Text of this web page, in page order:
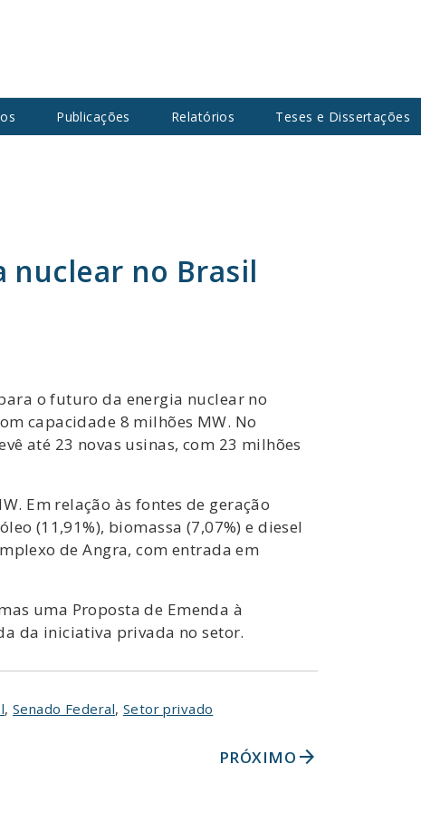
Publicações Relatórios Teses e Dissertações
nuclear no Brasil
o futuro da energia nuclear no
capacidade 8 milhões MW. No
até 23 novas usinas, com 23 milhões
Em relação às fontes de geração
(11,91%), biomassa (7,07%) e diesel
de Angra, com entrada em
uma Proposta de Emenda à
da iniciativa privada no setor.
,Senado Federal, Setor privado
PRÓXIMO arrow_forward